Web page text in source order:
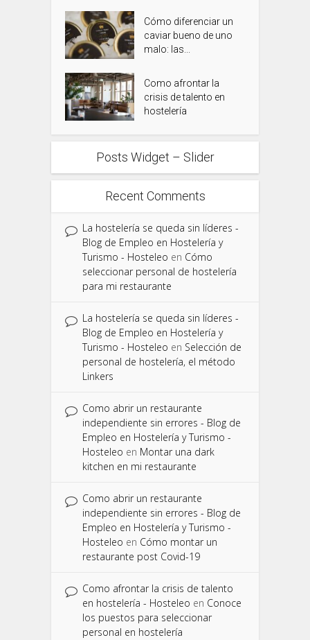
Cómo diferenciar un
caviar bueno de uno
malo: las...
Como afrontar la
crisis de talento en
hostelería
Posts Widget – Slider
Recent Comments
La hostelería se queda sin líderes -
Blog de Empleo en Hostelería y
Turismo - Hosteleo en Cómo
seleccionar personal de hostelería
para mi restaurante
La hostelería se queda sin líderes -
Blog de Empleo en Hostelería y
Turismo - Hosteleo en Selección de
personal de hostelería, el método
Linkers
Como abrir un restaurante
independiente sin errores - Blog de
Empleo en Hostelería y Turismo -
Hosteleo en Montar una dark
kitchen en mi restaurante
Como abrir un restaurante
independiente sin errores - Blog de
Empleo en Hostelería y Turismo -
Hosteleo en Cómo montar un
restaurante post Covid-19
Como afrontar la crisis de talento
en hostelería - Hosteleo en Conoce
los puestos para seleccionar
personal en hostelería